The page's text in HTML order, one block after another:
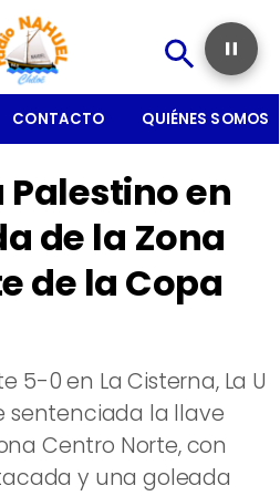
CONTACTO QUIÉNES SOMOS
Palestino en
de la Zona
de la Copa
5-0 en La Cisterna, La U
la llave
Centro Norte, con
y una goleada